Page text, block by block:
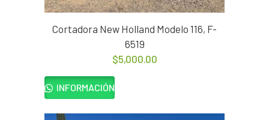
Cortadora New Holland Modelo 116, F-
6519
$5,000.00
INFORMACIÓN